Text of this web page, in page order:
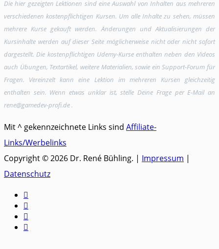
Die hier gezeigten Lektionen sind eine Auswahl von Inhalten aus mehreren
verschiedenen kostenpflichtigen Kursen. Um alle Inhalte zu sehen, müssen
mehrere Kurse gekauft werden. Änderungen und Aktualisierungen der
Kursinhalte werden auf dieser Seite möglicherweise nicht oder nicht sofort
dargestellt. Die kostenpflichtigen Udemy-Kurse enthalten neben den Videos
auch Übungen, Textartikel, weitere Materialien, sowie ein Support-Forum für
Fragen. Vereinzelt kann eine Lektion im mehreren Kursen gleichzeitig
enthalten sein. Wenn etwas unklar ist, stelle Deine Frage per E-Mail an
rene@gamedev-profi.de .
Mit ^ gekennzeichnete Links sind Affiliate-
Links/Werbelinks
Copyright © 2026 Dr. René Bühling. | Impressum |
Datenschutz



